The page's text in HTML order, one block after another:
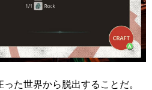
た世界から脱出することだ。